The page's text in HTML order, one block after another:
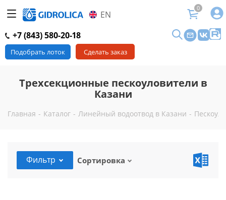
EN
0
+7 (843) 580-20-18
Подобрать лоток Сделать заказ
Трехсекционные пескоуловители в
Казани
Главная - Каталог - Линейный водоотвод в Казани -
Фильтр Сортировка